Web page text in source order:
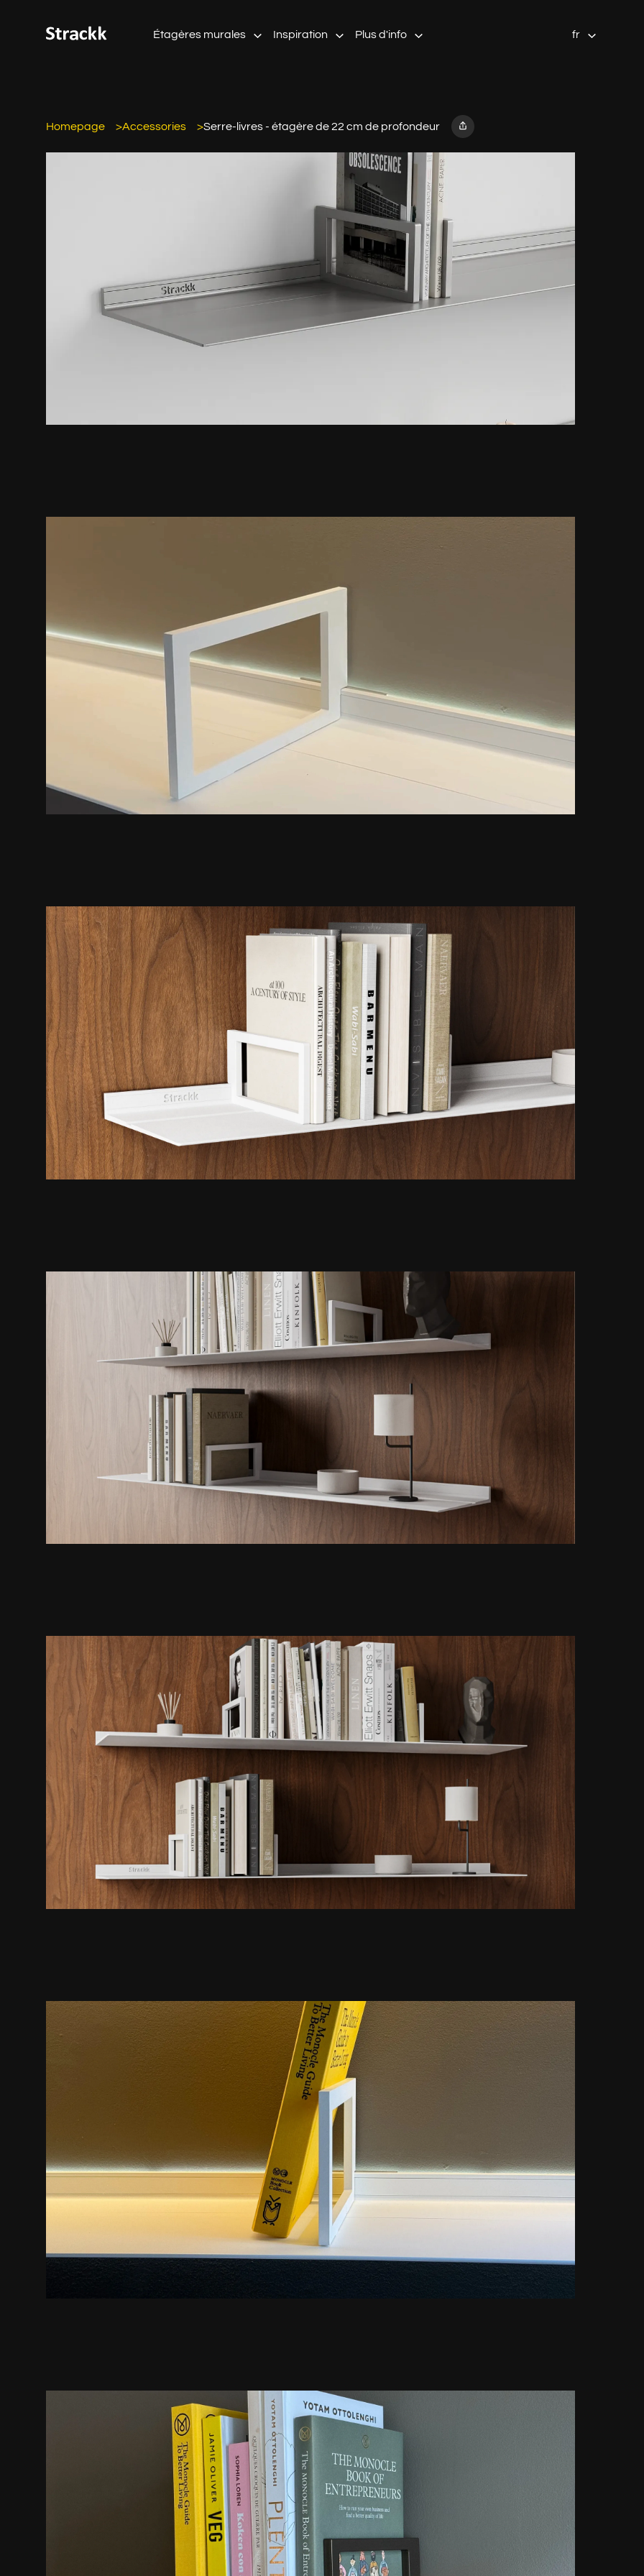
Étagères murales Inspiration Plus d'info fr
Homepage Accessories Serre-livres - étagère de 22 cm de profondeur